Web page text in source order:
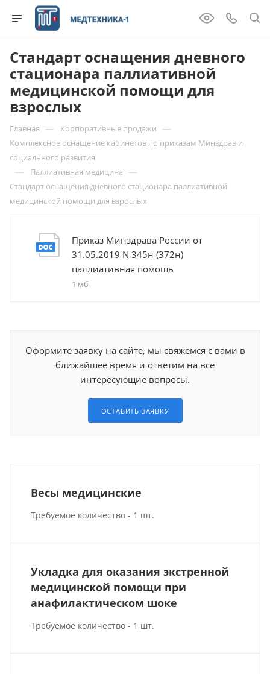
Стандарт оснащения дневного
стационара паллиативной
медицинской помощи для
взрослых
Главная — Корпоративные продажи —
Комплексное оснащение кабинетов по приказам Минздрав и
социального развития
— Паллиативная медицина —
Стандарт оснащения дневного стационара паллиативной
медицинской помощи для взрослых
Приказ Минздрава России от
31.05.2019 N 345н (372н)
паллиативная помощь
1 мб
Оформите заявку на сайте, мы свяжемся с вами в
ближайшее время и ответим на все
интересующие вопросы.
ОСТАВИТЬ ЗАЯВКУ
Весы медицинские
Требуемое количество - 1 шт.
Укладка для оказания экстренной
медицинской помощи при
анафилактическом шоке
Требуемое количество - 1 шт.